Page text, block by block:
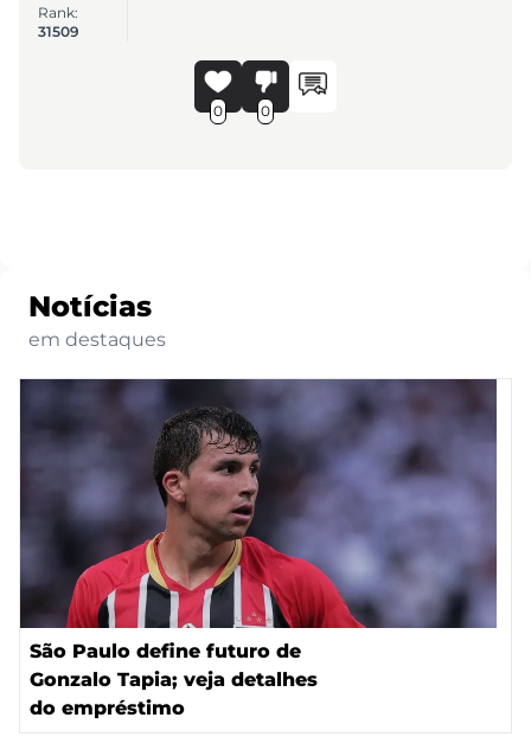
Rank:
31509
0 0
Notícias
em destaques
São Paulo define futuro de
Gonzalo Tapia; veja detalhes
do empréstimo